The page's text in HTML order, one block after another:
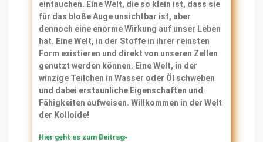
eintauchen. Eine Welt, die so klein ist, dass sie
für das bloße Auge unsichtbar ist, aber
dennoch eine enorme Wirkung auf unser Leben
hat. Eine Welt, in der Stoffe in ihrer reinsten
Form existieren und direkt von unseren Zellen
genutzt werden können. Eine Welt, in der
winzige Teilchen in Wasser oder Öl schweben
und dabei erstaunliche Eigenschaften und
Fähigkeiten aufweisen. Willkommen in der Welt
der Kolloide!
Hier geht es zum Beitrag»